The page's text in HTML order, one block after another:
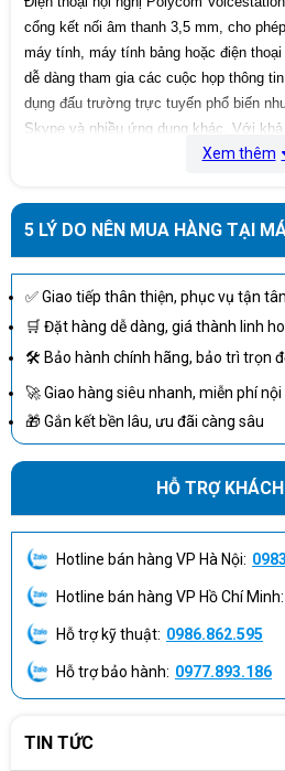
requirements
condensing)
• Storage
(-30–55ºC)
Recommended
room
conditions
• Room Size:
15 ft (less than
•
300 ships with
• 7 ft (2.1 m)
cổng kết nối âm thanh 3,5 mm, cho
máy tính, máy tính bảng hoặc điện
dễ dàng tham gia các cuộc họp thông
dụng đấu trường trực tuyến phổ biến
Skype và nhiều ứng dụng khác. Với
có thể tổ chức họp trực tuyến mọi lúc,
Xem thêm
5 LÝ DO NÊN MUA HÀNG TẠI
✅ Giao tiếp thân thiện, phục vụ tận
🛒 Đặt hàng dễ dàng, giá thành linh
🛠 Bảo hành chính hãng, bảo trì trọn
🚀 Giao hàng siêu nhanh, miễn phí
🎁 Gắn kết bền lâu, ưu đãi càng sâu
HỖ TRỢ
Hotline bán hàng VP Hà Nội:
Hotline bán hàng VP Hồ Chí Minh:
Hỗ trợ kỹ thuật: 0986.862.595
Hỗ trợ bảo hành: 0977.893.186
TIN TỨC